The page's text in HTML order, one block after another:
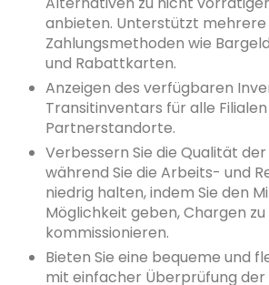
anbieten. Unterstützt mehrere
Zahlungsmethoden wie
und Rabattkarten.
Anzeigen des verfügbaren
Transitinventars für alle
Partnerstandorte.
Verbessern Sie die Qualität der
während Sie die Arbeits- und
niedrig halten, indem Sie den
Möglichkeit geben, Chargen zu
kommissionieren.
Bieten Sie eine bequeme und
mit einfacher Überprüfung